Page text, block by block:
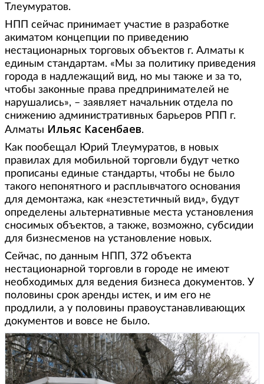
Тлеумуратов.
НПП сейчас принимает участие в разработке
акиматом концепции по приведению
нестационарных торговых объектов г. Алматы к
единым стандартам. «Мы за политику приведения
города в надлежащий вид, но мы также и за то,
чтобы законные права предпринимателей не
нарушались», – заявляет начальник отдела по
снижению административных барьеров РПП г.
Алматы Ильяс Касенбаев.
Как пообещал Юрий Тлеумуратов, в новых
правилах для мобильной торговли будут четко
прописаны единые стандарты, чтобы не было
такого непонятного и расплывчатого основания
для демонтажа, как «неэстетичный вид», будут
определены альтернативные места установления
сносимых объектов, а также, возможно, субсидии
для бизнесменов на установление новых.
Сейчас, по данным НПП, 372 объекта
нестационарной торговли в городе не имеют
необходимых для ведения бизнеса документов. У
половины срок аренды истек, и им его не
продлили, а у половины правоустанавливающих
документов и вовсе не было.